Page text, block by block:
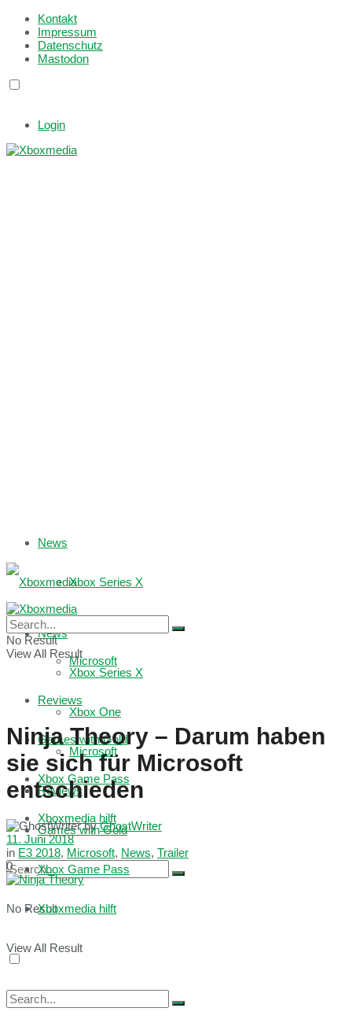
Kontakt
Impressum
Datenschutz
Mastodon
Login
News
Xbox Series X
Microsoft
Reviews
Games with Gold
Xbox Game Pass
Xboxmedia hilft
No Result
View All Result
News
Xbox Series X
Xbox One
Microsoft
Reviews
Games with Gold
Xbox Game Pass
Xboxmedia hilft
No Result
View All Result
Ninja Theory – Darum haben
sie sich für Microsoft
entschieden
by GhostWriter
11. Juni 2018
in E3 2018, Microsoft, News, Trailer
0